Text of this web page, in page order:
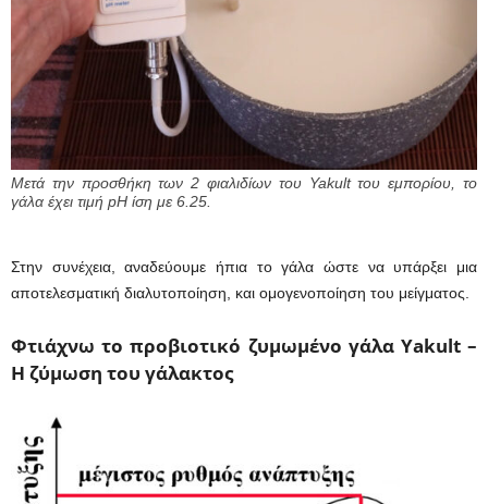
Μετά την προσθήκη των 2 φιαλιδίων του Yakult του εμπορίου, το
γάλα έχει τιμή pH ίση με 6.25.
Στην συνέχεια, αναδεύουμε ήπια το γάλα ώστε να υπάρξει μια
αποτελεσματική διαλυτοποίηση, και ομογενοποίηση του μείγματος.
Φτιάχνω το προβιοτικό ζυμωμένο γάλα Yakult –
Η ζύμωση του γάλακτος